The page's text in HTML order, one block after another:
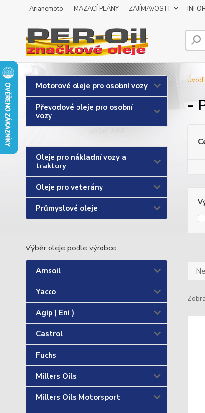
Arianemoto MAZACÍ PLÁNY ZAJÍMAVOSTI
Motorové oleje pro osobní vozy
Převodové oleje pro osobní
vozy
Oleje pro nákladní vozy a
traktory
Oleje pro veterány
Průmyslové oleje
Výběr oleje podle výrobce
Amsoil
Yacco
Agip ( Eni )
Castrol
Fuchs
Millers Oils
Millers Oils Motorsport
Úvod
-